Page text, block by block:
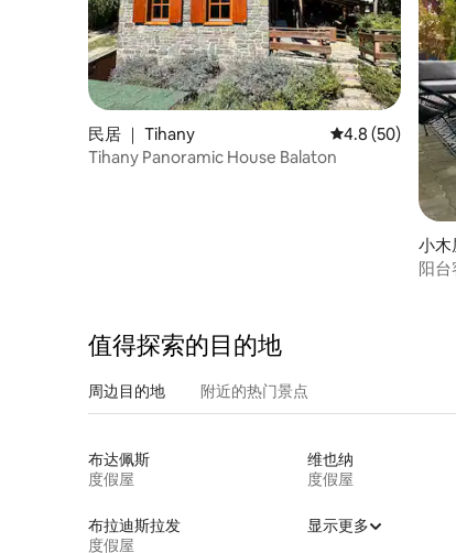
民居 ｜ Tihany 平均评分 4.8 分
4.8 (50)
Tihany Panoramic House Balaton
小木
阳
值得探索的目的地
周边目的地 附近的热门景点
布达佩斯
度假屋
维也纳
度假屋
布拉迪斯拉发
度假屋
显示更多